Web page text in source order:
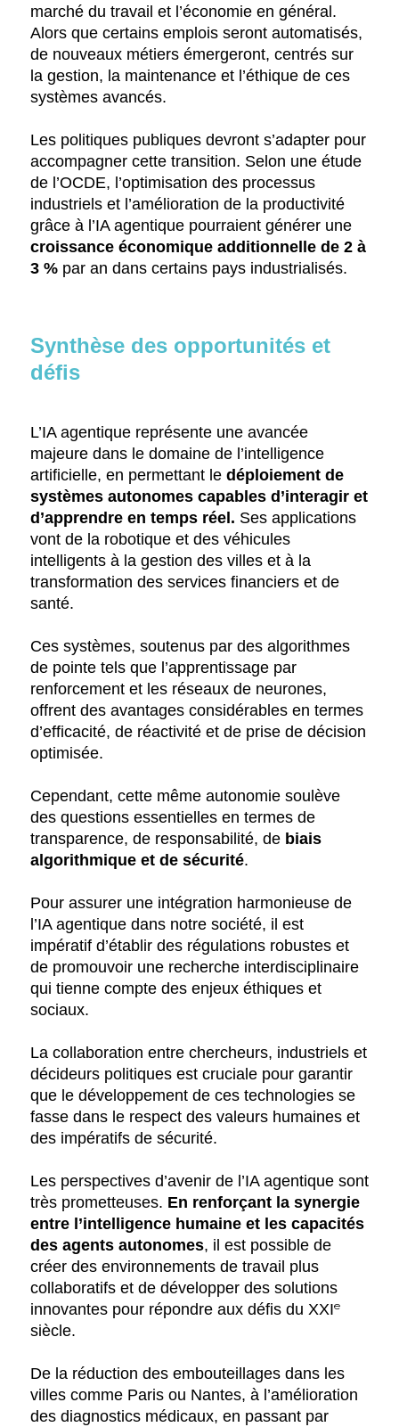
marché du travail et l’économie en général.
Alors que certains emplois seront automatisés,
de nouveaux métiers émergeront, centrés sur
la gestion, la maintenance et l’éthique de ces
systèmes avancés.
Les politiques publiques devront s’adapter pour
accompagner cette transition. Selon une étude
de l’OCDE, l’optimisation des processus
industriels et l’amélioration de la productivité
grâce à l’IA agentique pourraient générer une
croissance économique additionnelle de 2 à
3 %par an dans certains pays industrialisés.
Synthèse des opportunités et
défis
L’IA agentique représente une avancée
majeure dans le domaine de l’intelligence
artificielle, en permettant le déploiement de
systèmes autonomes capables d’interagir et
d’apprendre en temps réel. Ses applications
vont de la robotique et des véhicules
intelligents à la gestion des villes et à la
transformation des services financiers et de
santé.
Ces systèmes, soutenus par des algorithmes
de pointe tels que l’apprentissage par
renforcement et les réseaux de neurones,
offrent des avantages considérables en termes
d’efficacité, de réactivité et de prise de décision
optimisée.
Cependant, cette même autonomie soulève
des questions essentielles en termes de
transparence, de responsabilité, de biais
algorithmique et de sécurité.
Pour assurer une intégration harmonieuse de
l’IA agentique dans notre société, il est
impératif d’établir des régulations robustes et
de promouvoir une recherche interdisciplinaire
qui tienne compte des enjeux éthiques et
sociaux.
La collaboration entre chercheurs, industriels et
décideurs politiques est cruciale pour garantir
que le développement de ces technologies se
fasse dans le respect des valeurs humaines et
des impératifs de sécurité.
Les perspectives d’avenir de l’IA agentique sont
très prometteuses. En renforçant la synergie
entre l’intelligence humaine et les capacités
des agents autonomes, il est possible de
créer des environnements de travail plus
collaboratifs et de développer des solutions
innovantes pour répondre aux défis du XXIᵉ
siècle.
De la réduction des embouteillages dans les
villes comme Paris ou Nantes, à l’amélioration
des diagnostics médicaux, en passant par